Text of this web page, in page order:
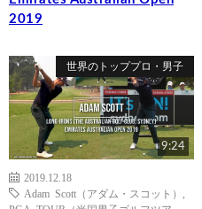
2019
世界のトッププロ・男子
9:24
2019.12.18
Adam Scott（アダム・スコット）